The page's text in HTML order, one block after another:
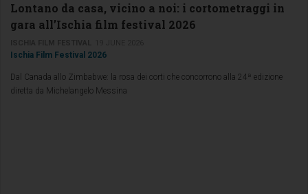
Lontano da casa, vicino a noi: i cortometraggi in
gara all’Ischia film festival 2026
Ischia Film Festival 2026
Dal Canada allo Zimbabwe: la rosa dei corti che concorrono alla 24ª edizione
diretta da Michelangelo Messina